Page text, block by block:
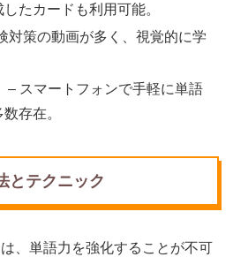
たカードも利用可能。
対策の動画が多く、視覚的に学
– スマートフォンで手軽に単語
存在。
とテクニック
、単語力を強化することが不可